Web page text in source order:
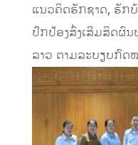
ແນວຄິດຮັກຊາດ, ຮັກບ້
ປົກປ້ອງສົ່ງເສີມສິດຜົ
ລາວ ຕາມລະບຽບກົດ